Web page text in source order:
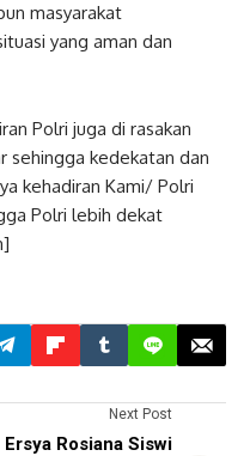
masyarakat
yang aman dan
Polri juga di rasakan
sehingga kedekatan dan
kehadiran Kami/ Polri
Polri lebih dekat
Next Post
Ersya Rosiana Siswi